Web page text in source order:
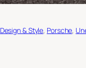
Design & Style, Porsche,